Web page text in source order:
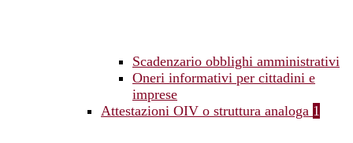
Scadenzario obblighi amministrativi
Oneri informativi per cittadini e
imprese
Attestazioni OIV o struttura analoga 1